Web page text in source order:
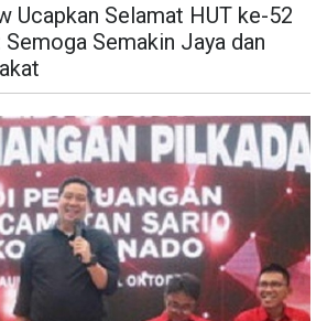
Ucapkan Selamat HUT ke-52
Semoga Semakin Jaya dan